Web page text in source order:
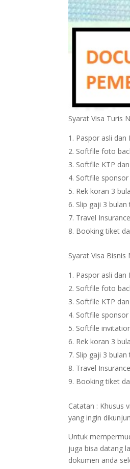
Syarat Visa Turis
Paspor asli dan
Softfile foto
Softfile KTP
Softfile
Rek koran 3
Slip gaji 3 bulan
Travel
Booking tiket
Syarat Visa Bisnis
Paspor asli dan
Softfile foto
Softfile KTP
Softfile
Softfile
Rek koran 3
Slip gaji 3 bulan
Travel
Booking tiket
Catatan : Khusus
yang ingin
Untuk
juga bisa datang
dokumen anda